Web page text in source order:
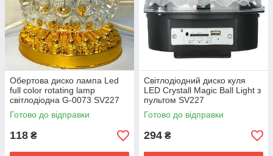
Обертова диско лампа Led
full color rotating lamp
світлодіодна G-0073 SV227
Готово до відправки
118 ₴
Світлодіодний диско куля
LED Crystall Magic Ball Light з
пультом SV227
Готово до відправки
294 ₴